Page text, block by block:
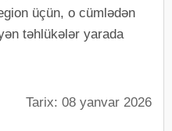
üçün, o cümlədən
təhlükələr yarada
Tarix: 08 yanvar 2026